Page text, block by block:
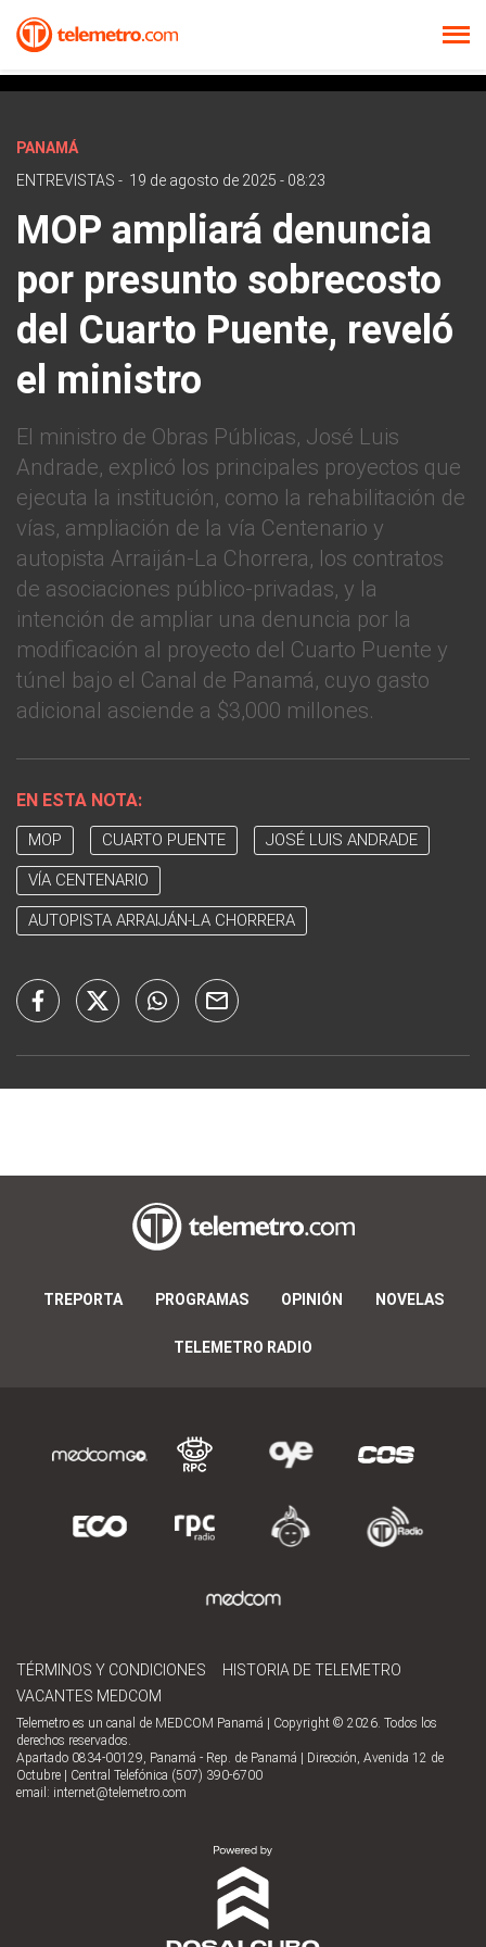
PANAMÁ
ENTREVISTAS - 19 de agosto de 2025 - 08:23
MOP ampliará denuncia
por presunto sobrecosto
del Cuarto Puente, reveló
el ministro
El ministro de Obras Públicas, José Luis
Andrade, explicó los principales proyectos que
ejecuta la institución, como la rehabilitación de
vías, ampliación de la vía Centenario y
autopista Arraiján-La Chorrera, los contratos
de asociaciones público-privadas, y la
intención de ampliar una denuncia por la
modificación al proyecto del Cuarto Puente y
túnel bajo el Canal de Panamá, cuyo gasto
adicional asciende a $3,000 millones.
EN ESTA NOTA:
MOP CUARTO PUENTE JOSÉ LUIS ANDRADE
VÍA CENTENARIO
AUTOPISTA ARRAIJÁN-LA CHORRERA
TREPORTA PROGRAMAS OPINIÓN NOVELAS
TELEMETRO RADIO
TÉRMINOS Y CONDICIONES
HISTORIA DE TELEMETRO
VACANTES MEDCOM
Telemetro es un canal de MEDCOM Panamá | Copyright © 2026. Todos los
derechos reservados.
Apartado 0834-00129, Panamá - Rep. de Panamá | Dirección, Avenida 12 de
Octubre | Central Telefónica (507) 390-6700
email: internet@telemetro.com